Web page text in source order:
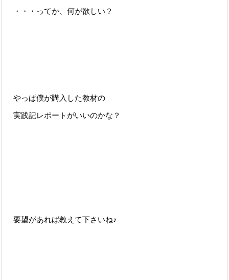
・・・ってか、何が欲しい？
やっぱ僕が購入した教材の
実践記レポートがいいのかな？
要望があれば教えて下さいね♪